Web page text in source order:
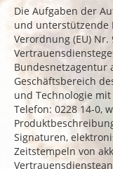
Die Aufgaben der
und unterstützende
Verordnung (EU) Nr.
Bundesnetzagentur
Geschäftsbereich
und Technologie
Telefon: 0228 14-0,
Signaturen,
Zeitstempeln von